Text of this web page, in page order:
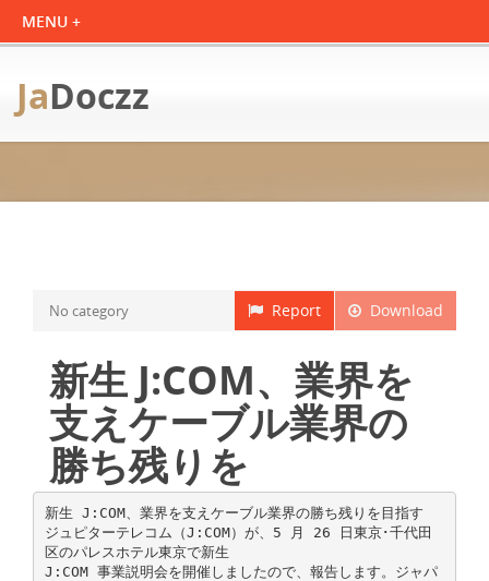
JaDoczz
Download
Report
No category
新生 J:COM、業界を
支えケーブル業界の
勝ち残りを
新生 J:COM、業界を支えケーブル業界の勝ち残りを目指す
ジュピターテレコム（J:COM）が、5 月 26 日東京･千代田
区のパレスホテル東京で新生
J:COM 事業説明会を開催しましたので、報告します。ジャパ